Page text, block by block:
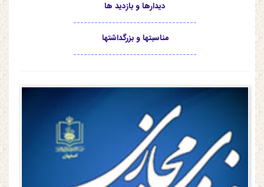
دیدارها و بازدید ها
-----------------------------------
مناسبتها و بزرگداشتها
-----------------------------------